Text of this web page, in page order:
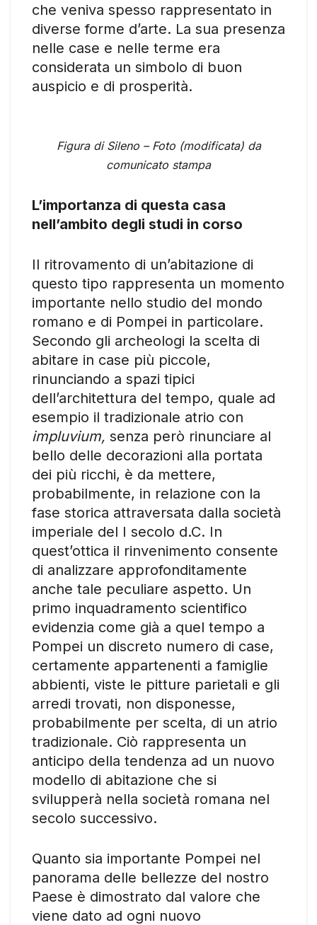
che veniva spesso rappresentato in
diverse forme d’arte. La sua presenza
nelle case e nelle terme era
considerata un simbolo di buon
auspicio e di prosperità.
Figura di Sileno – Foto (modificata) da
comunicato stampa
L’importanza di questa casa
nell’ambito degli studi in corso
Il ritrovamento di un’abitazione di
questo tipo rappresenta un momento
importante nello studio del mondo
romano e di Pompei in particolare.
Secondo gli archeologi la scelta di
abitare in case più piccole,
rinunciando a spazi tipici
dell’architettura del tempo, quale ad
esempio il tradizionale atrio con
impluvium, senza però rinunciare al
bello delle decorazioni alla portata
dei più ricchi, è da mettere,
probabilmente, in relazione con la
fase storica attraversata dalla società
imperiale del I secolo d.C. In
quest’ottica il rinvenimento consente
di analizzare approfonditamente
anche tale peculiare aspetto. Un
primo inquadramento scientifico
evidenzia come già a quel tempo a
Pompei un discreto numero di case,
certamente appartenenti a famiglie
abbienti, viste le pitture parietali e gli
arredi trovati, non disponesse,
probabilmente per scelta, di un atrio
tradizionale. Ciò rappresenta un
anticipo della tendenza ad un nuovo
modello di abitazione che si
svilupperà nella società romana nel
secolo successivo.
Quanto sia importante Pompei nel
panorama delle bellezze del nostro
Paese è dimostrato dal valore che
viene dato ad ogni nuovo